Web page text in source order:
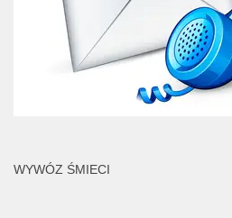
WYWÓZ ŚMIECI